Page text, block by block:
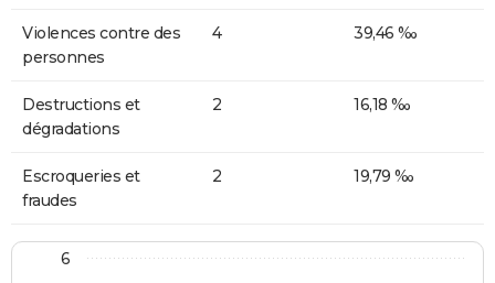
Violences contre des
personnes
4 39,46 ‰
Destructions et
dégradations
2 16,18 ‰
Escroqueries et
fraudes
2 19,79 ‰
6